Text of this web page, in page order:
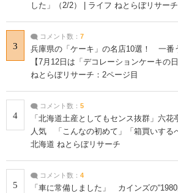
した」（2/2） | ライフ ねとらぼリサー
3
コメント数： 7
兵庫県の「ケーキ」の名店10選！ 一番
【7月12日は「デコレーションケーキの
ねとらぼリサーチ：2ページ目
4
コメント数： 5
「北海道土産としてもセンス抜群」六花
人気 「こんなの初めて」「箱買いする
北海道 ねとらぼリサーチ
5
コメント数： 4
「車に常備しました」 カインズの